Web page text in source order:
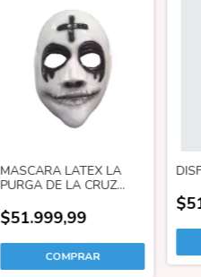
MASCARA LATEX LA
PURGA DE LA CRUZ
$51.999,99